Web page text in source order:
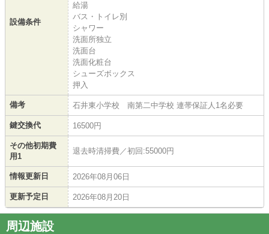
設備条件
給湯
バス・トイレ別
シャワー
洗面所独立
洗面台
洗面化粧台
シューズボックス
押入
備考 石井東小学校 南第二中学校 連帯保証人1名必要
鍵交換代 16500円
その他初期費
用1
退去時清掃費／初回:55000円
情報更新日 2026年08月06日
更新予定日 2026年08月20日
周辺施設